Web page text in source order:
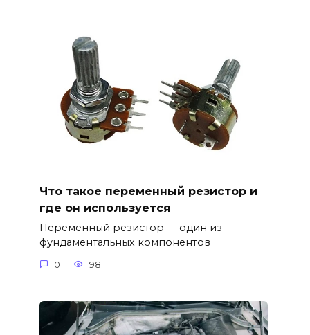
Что такое переменный резистор и
где он используется
Переменный резистор — один из
фундаментальных компонентов
0 98